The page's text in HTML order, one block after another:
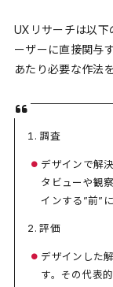
UXリサーチは以下
ーザーに直接関与
あたり必要な作法
調査
デザインで解
タビューや観
インする”前”
評価
デザインした
す。その代表